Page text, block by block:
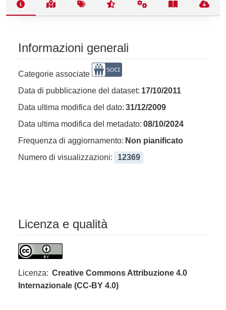
Informazioni generali
Categorie associate
Data di pubblicazione del dataset: 17/10/2011
Data ultima modifica del dato: 31/12/2009
Data ultima modifica del metadato: 08/10/2024
Frequenza di aggiornamento: Non pianificato
Numero di visualizzazioni:
12369
Licenza e qualità
Licenza: Creative Commons Attribuzione 4.0
Internazionale (CC-BY 4.0)